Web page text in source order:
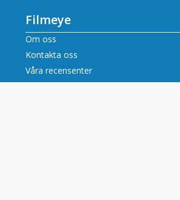
Filmeye
Om oss
Kontakta oss
Våra recensenter